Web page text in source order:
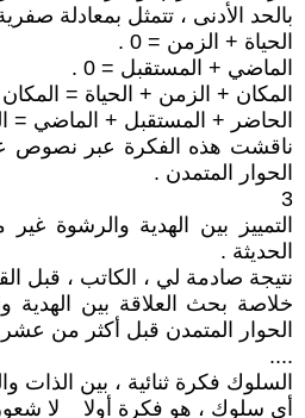
بالحد الأدنى ، تتمثل بمعادلة
الحياة + الزمن = 0 .
الماضي + المستقبل = 0 .
المكان + الزمن + الحياة =
الحاضر + المستقبل + الماضي =
ناقشت هذه الفكرة عبر نصوص
الحوار المتمدن .
3
التمييز بين الهدية والرشوة
الحديثة .
نتيجة صادمة لي ، الكاتب ، قبل
خلاصة بحث العلاقة بين
الحوار المتمدن قبل أكثر من
....
السلوك فكرة ثنائية ، بين الذات
أي سلوك ، هو فكرة أولا _ لا